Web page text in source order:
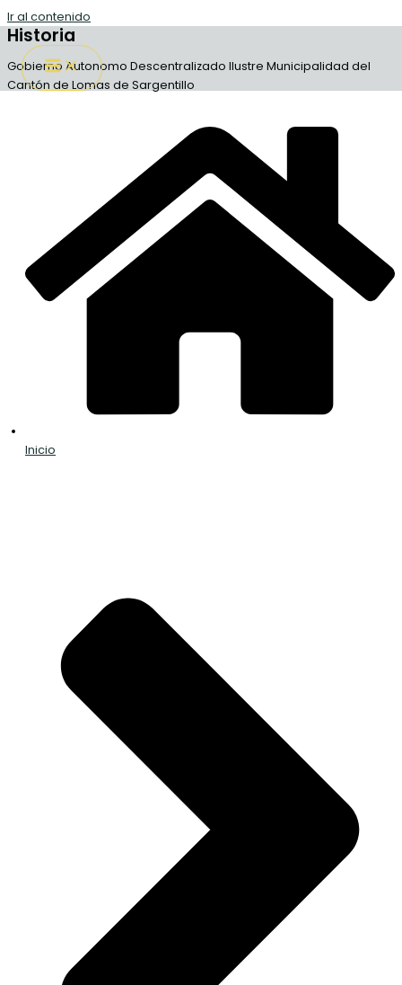
Ir al contenido
Historia
Gobierno Autonomo Descentralizado Ilustre Municipalidad del
Cantón de Lomas de Sargentillo
Inicio